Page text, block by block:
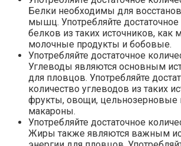
Белки необходимы для
мышц. Употребляйте достаточное
белков из таких источников, как
молочные продукты и бобовые.
Употребляйте достаточное
Углеводы являются основным
для пловцов. Употребляйте
количество углеводов из таких
фрукты, овощи, цельнозерновые
макароны.
Употребляйте достаточное
Жиры также являются важным